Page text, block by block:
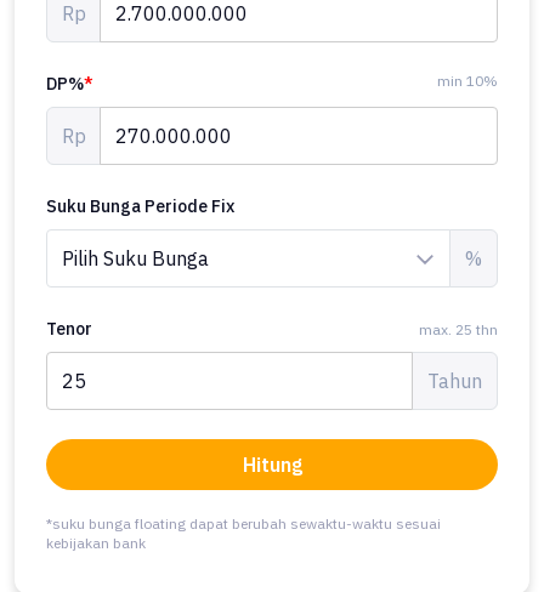
Rp
DP%* min 10%
Rp
Suku Bunga Periode Fix
%
Tenor max. 25 thn
Tahun
Hitung
*suku bunga floating dapat berubah sewaktu-waktu sesuai
kebijakan bank